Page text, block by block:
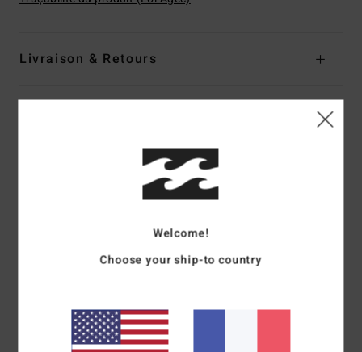
Livraison & Retours
Note moyenne
5.0/5
Confort
5.0
Welcome!
Choose your ship-to country